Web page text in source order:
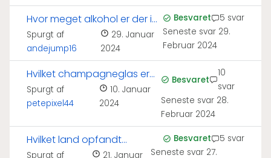
Hvor meget alkohol er der i
en champagne?
Spurgt af
andejump16
29. Januar
2024
Besvaret
5 svar
Seneste svar 29.
Februar 2024
Hvilket champagneglas er
bedst til bobler?
Spurgt af
petepixel44
10. Januar
2024
Besvaret
10
svar
Seneste svar 28.
Februar 2024
Hvilket land opfandt
Spurgt af
21. Januar
Besvaret
5 svar
Seneste svar 27.